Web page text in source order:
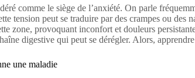
comme le siège de l’anxiété. On parle
tension peut se traduire par des crampes ou
zone, provoquant inconfort et douleurs
digestive qui peut se dérégler. Alors,
une maladie